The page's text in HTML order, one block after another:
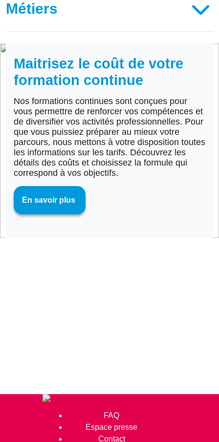
Métiers
Maitrisez le coût de votre
formation continue
Nos formations continues sont conçues pour
vous permettre de renforcer vos compétences et
de diversifier vos activités professionnelles. Pour
que vous puissiez préparer au mieux votre
parcours, nous mettons à votre disposition toutes
les informations sur les tarifs. Découvrez les
détails des coûts et choisissez la formule qui
correspond à vos objectifs.
En savoir plus
FAQ
Espace presse
Contact